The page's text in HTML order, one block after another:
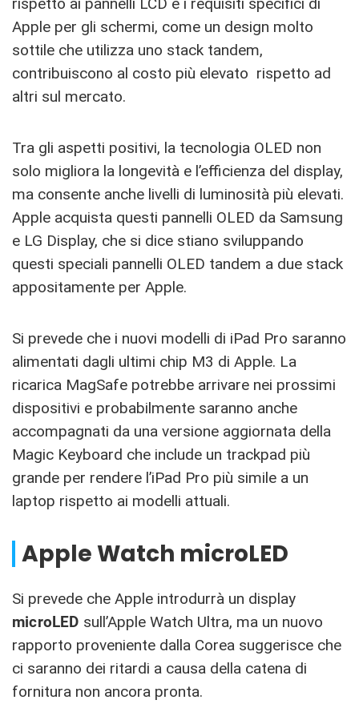
rispetto ai pannelli LCD e i requisiti specifici di
Apple per gli schermi, come un design molto
sottile che utilizza uno stack tandem,
contribuiscono al costo più elevato rispetto ad
altri sul mercato.
Tra gli aspetti positivi, la tecnologia OLED non
solo migliora la longevità e l’efficienza del display,
ma consente anche livelli di luminosità più elevati.
Apple acquista questi pannelli OLED da Samsung
e LG Display, che si dice stiano sviluppando
questi speciali pannelli OLED tandem a due stack
appositamente per Apple.
Si prevede che i nuovi modelli di iPad Pro saranno
alimentati dagli ultimi chip M3 di Apple. La
ricarica MagSafe potrebbe arrivare nei prossimi
dispositivi e probabilmente saranno anche
accompagnati da una versione aggiornata della
Magic Keyboard che include un trackpad più
grande per rendere l’‌iPad Pro‌ più simile a un
laptop rispetto ai modelli attuali.
Apple Watch microLED
Si prevede che Apple introdurrà un display
microLED sull’Apple Watch Ultra, ma un nuovo
rapporto proveniente dalla Corea suggerisce che
ci saranno dei ritardi a causa della catena di
fornitura non ancora pronta.